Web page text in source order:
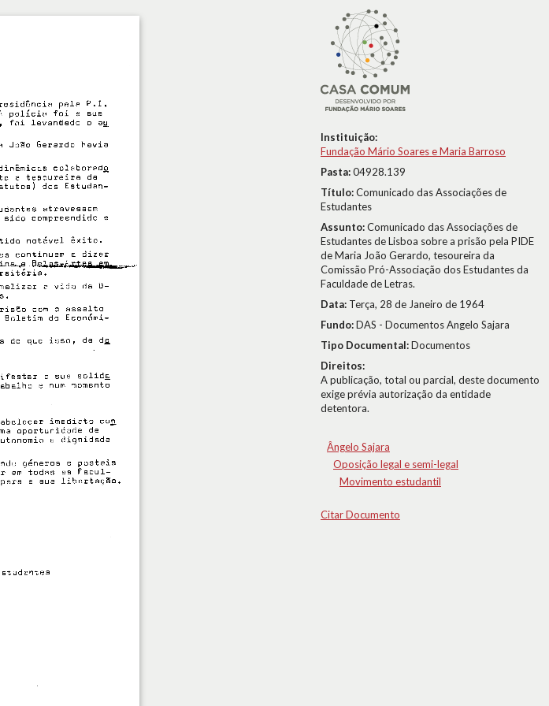
Instituição:
Fundação Mário Soares e Maria Barroso
Pasta:04928.139
Título:Comunicado das Associações de
Estudantes
Assunto:Comunicado das Associações de
Estudantes de Lisboa sobre a prisão pela PIDE
de Maria João Gerardo, tesoureira da
Comissão Pró-Associação dos Estudantes da
Faculdade de Letras.
Data: Terça, 28 de Janeiro de 1964
Fundo:DAS - Documentos Angelo Sajara
Tipo Documental:Documentos
Direitos:
A publicação, total ou parcial, deste documento
exige prévia autorização da entidade
detentora.
Ângelo Sajara
Oposição legal e semi-legal
Movimento estudantil
Citar Documento